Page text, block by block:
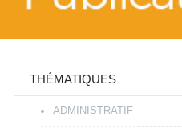
THÉMATIQUES
ADMINISTRATIF